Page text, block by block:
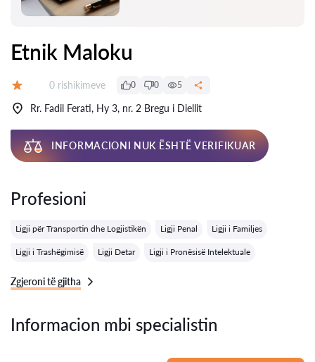
Etnik Maloku
Rishikime:
0 rishikimeve 0 0 5
Rr. Fadil Ferati, Hy 3, nr. 2 Bregu i Diellit
INFORMACIONI NUK ËSHTË VERIFIKUAR
Profesioni
Ligji për Transportin dhe Logjistikën Ligji Penal Ligji i Familjes
Ligji i Trashëgimisë Ligji Detar Ligji i Pronësisë Intelektuale
Zgjeroni të gjitha
Informacion mbi specialistin